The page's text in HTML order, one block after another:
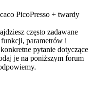
PicoPresso + twardy
często zadawane
parametrów i
pytanie dotyczące
je na poniższym forum